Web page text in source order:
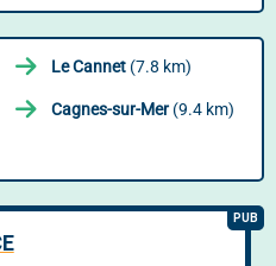
Le Cannet (7.8 km)
Cagnes-sur-Mer(9.4 km)